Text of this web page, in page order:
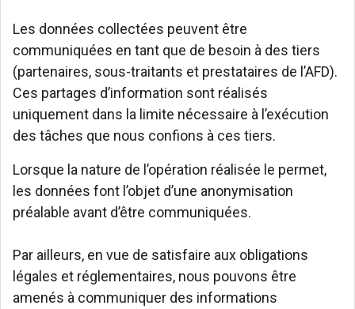
Les données collectées peuvent être
communiquées en tant que de besoin à des tiers
(partenaires, sous-traitants et prestataires de l’AFD).
Ces partages d’information sont réalisés
uniquement dans la limite nécessaire à l’exécution
des tâches que nous confions à ces tiers.
Lorsque la nature de l’opération réalisée le permet,
les données font l’objet d’une anonymisation
préalable avant d’être communiquées.
Par ailleurs, en vue de satisfaire aux obligations
légales et réglementaires, nous pouvons être
amenés à communiquer des informations